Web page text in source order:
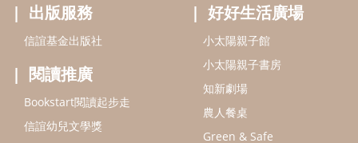
出版服務
信誼基金出版社
閱讀推廣
Bookstart閱讀起步走
信誼幼兒文學獎
好好生活廣場
小太陽親子館
小太陽親子書房
知新劇場
農人餐桌
Green & Safe